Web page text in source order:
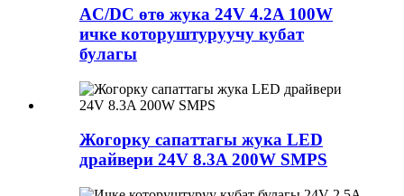
AC/DC өтө жука 24V 4.2A 100W
ичке которуштуруучу кубат
булагы
Жогорку сапаттагы жука LED
драйвери 24V 8.3A 200W SMPS